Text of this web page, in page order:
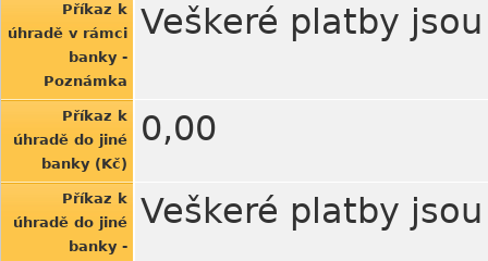
Příkaz k
úhradě v rámci
banky -
Poznámka
Veškeré platby
Příkaz k
úhradě do jiné
banky (Kč)
0,00
Příkaz k
úhradě do jiné
banky -
Veškeré platby